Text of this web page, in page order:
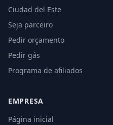
Ciudad del Este
Seja parceiro
Pedir orçamento
Pedir gás
Programa de afiliados
EMPRESA
Página inicial